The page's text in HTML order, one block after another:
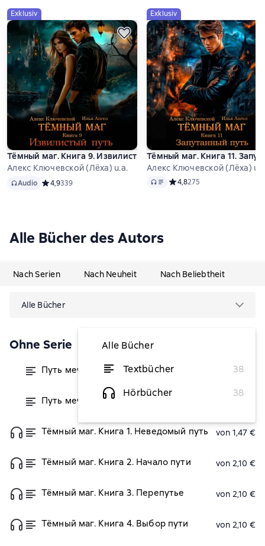
Exklusiv
Тёмный маг. Книга 9. Извилистый путь
Алекс Ключевской (Лёха) u.a.
AudioAudio Средний рейтинг 4,9 на основе 339 оценок
4,9339
Exklusiv
Тёмный маг. Книга 11.
Алекс Ключевской (Лёха)
Audio Средний рейтинг 4,8 на
4,8275
Alle Bücher des Autors
Nach Serien Nach Neuheit Nach Beliebtheit
Alle Bücher
Alle Bücher
Textbücher
38
Hörbücher
38
Ohne Serie
Путь меча von 2,10 €
Путь меча. Том 2
Тёмный маг. Книга 1. Неведомый путь von 1,47 €
Тёмный маг. Книга 2. Начало пути von 2,10 €
Тёмный маг. Книга 3. Перепутье von 2,10 €
Тёмный маг. Книга 4. Выбор пути von 2,10 €